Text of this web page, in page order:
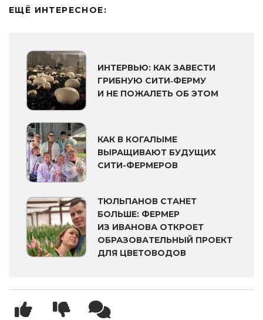
ЕЩЁ ИНТЕРЕСНОЕ:
ИНТЕРВЬЮ: КАК ЗАВЕСТИ
ГРИБНУЮ СИТИ‑ФЕРМУ
И НЕ ПОЖАЛЕТЬ ОБ ЭТОМ
КАК В КОГАЛЫМЕ
ВЫРАЩИВАЮТ БУДУЩИХ
СИТИ-ФЕРМЕРОВ
ТЮЛЬПАНОВ СТАНЕТ
БОЛЬШЕ: ФЕРМЕР
ИЗ ИВАНОВА ОТКРОЕТ
ОБРАЗОВАТЕЛЬНЫЙ ПРОЕКТ
ДЛЯ ЦВЕТОВОДОВ